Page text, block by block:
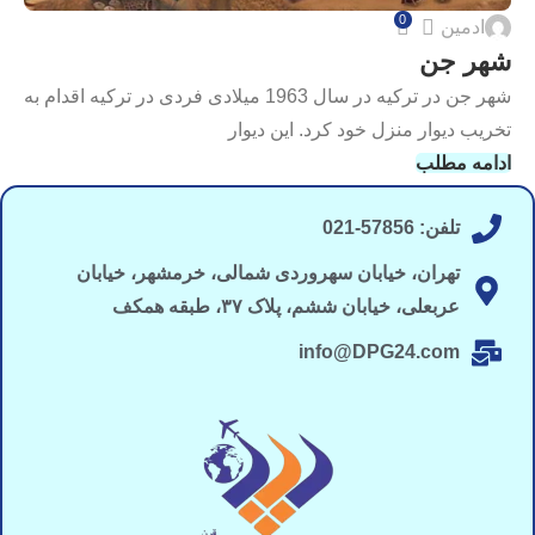
ادمین 0
شهر جن
شهر جن در ترکیه در سال 1963 میلادی فردی در ترکیه اقدام به
تخریب دیوار منزل خود کرد. این دیوار
ادامه مطلب
تلفن: 57856-021
تهران، خیابان سهروردی شمالی، خرمشهر، خیابان
عربعلی، خیابان ششم، پلاک ۳۷، طبقه همکف
info@DPG24.com